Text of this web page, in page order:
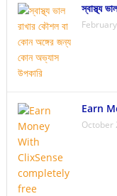
স্বাস্থ্য
Earn
October